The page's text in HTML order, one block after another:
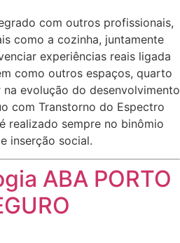
com outros profissionais,
como a cozinha, juntamente
experiências reais ligada
como outros espaços, quarto
evolução do desenvolvimento
com Transtorno do Espectro
realizado sempre no binômio
inserção social.
ABA PORTO